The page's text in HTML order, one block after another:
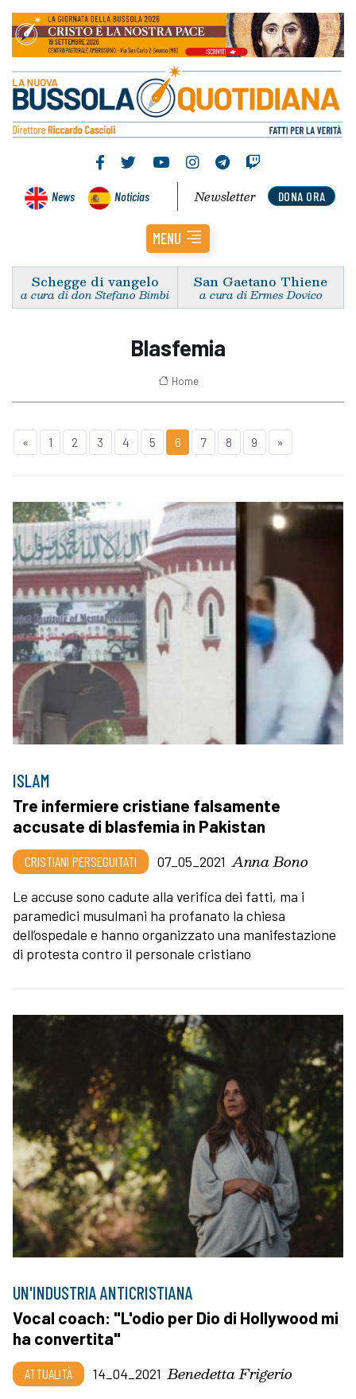
News Noticias DONA ORA
Newsletter
MENU
Schegge di vangelo
a cura di don Stefano Bimbi
San Gaetano Thiene
a cura di Ermes Dovico
Blasfemia
Home
« 1 2 3 4 5 6 7 8 9 »
ISLAM
Tre infermiere cristiane falsamente
accusate di blasfemia in Pakistan
CRISTIANI PERSEGUITATI 07_05_2021 Anna Bono
Le accuse sono cadute alla verifica dei fatti, ma i
paramedici musulmani ha profanato la chiesa
dell’ospedale e hanno organizzato una manifestazione
di protesta contro il personale cristiano
UN'INDUSTRIA ANTICRISTIANA
Vocal coach: "L'odio per Dio di Hollywood mi
ha convertita"
ATTUALITÀ 14_04_2021 Benedetta Frigerio